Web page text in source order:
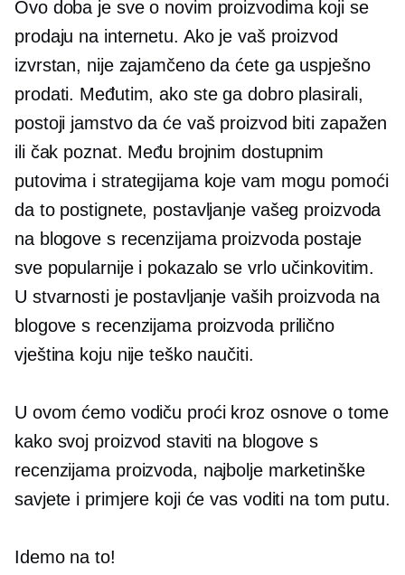
Ovo doba je sve o novim proizvodima koji se
prodaju na internetu. Ako je vaš proizvod
izvrstan, nije zajamčeno da ćete ga uspješno
prodati. Međutim, ako ste ga dobro plasirali,
postoji jamstvo da će vaš proizvod biti zapažen
ili čak poznat. Među brojnim dostupnim
putovima i strategijama koje vam mogu pomoći
da to postignete, postavljanje vašeg proizvoda
na blogove s recenzijama proizvoda postaje
sve popularnije i pokazalo se vrlo učinkovitim.
U stvarnosti je postavljanje vaših proizvoda na
blogove s recenzijama proizvoda prilično
vještina koju nije teško naučiti.
U ovom ćemo vodiču proći kroz osnove o tome
kako svoj proizvod staviti na blogove s
recenzijama proizvoda, najbolje marketinške
savjete i primjere koji će vas voditi na tom putu.
Idemo na to!